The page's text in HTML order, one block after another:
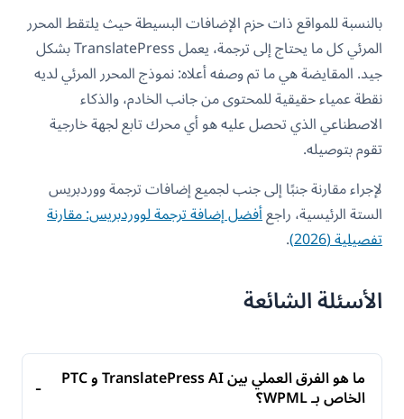
بالنسبة للمواقع ذات حزم الإضافات البسيطة حيث يلتقط المحرر
المرئي كل ما يحتاج إلى ترجمة، يعمل TranslatePress بشكل
جيد. المقايضة هي ما تم وصفه أعلاه: نموذج المحرر المرئي لديه
نقطة عمياء حقيقية للمحتوى من جانب الخادم، والذكاء
الاصطناعي الذي تحصل عليه هو أي محرك تابع لجهة خارجية
تقوم بتوصيله.
لإجراء مقارنة جنبًا إلى جنب لجميع إضافات ترجمة ووردبريس
الستة الرئيسية، راجعأفضل إضافة ترجمة لووردبريس: مقارنة
تفصيلية (2026)
.
الأسئلة الشائعة
ما هو الفرق العملي بين TranslatePress AI و PTC
الخاص بـ WPML؟